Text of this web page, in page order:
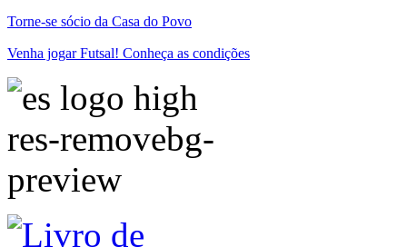
Torne-se sócio da Casa do Povo
Venha jogar Futsal! Conheça as condições